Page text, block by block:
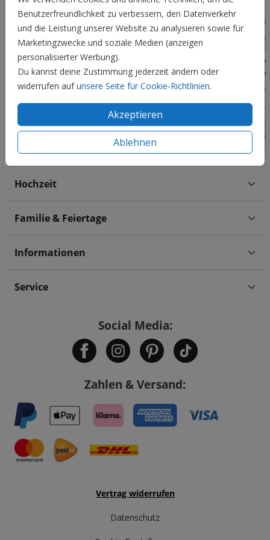
Benutzerfreundlichkeit zu verbessern, den Datenverkehr
und die Leistung unserer Website zu analysieren sowie für
Marketingzwecke und soziale Medien (anzeigen
personalisierter Werbung).
Du kannst deine Zustimmung jederzeit ändern oder
widerrufen aufunsere Seite für Cookie-Richtlinien.
Akzeptieren
Ablehnen
Hochzeit
Familie & Feiertage
Informationen
Service
Social Media:
Zahlen & Versand:
Vertrag widerrufen
Datenschutz